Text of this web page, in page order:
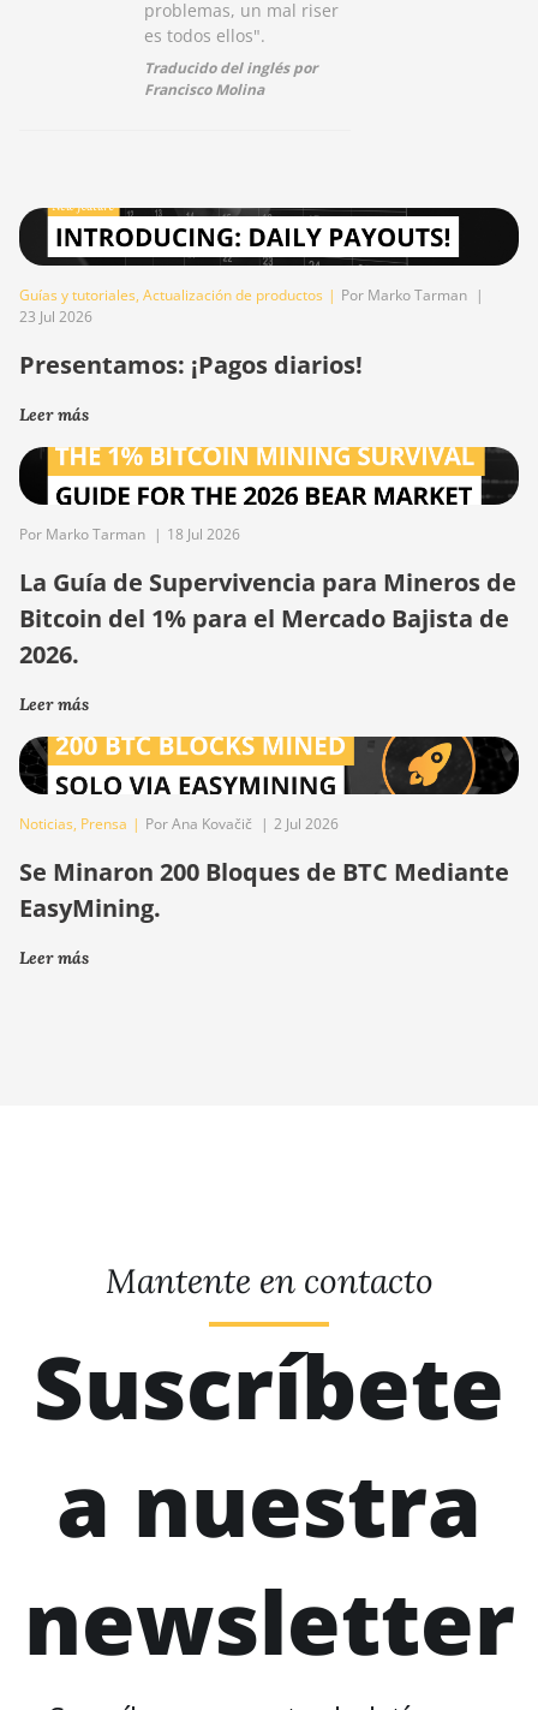
problemas, un mal riser
es todos ellos".
Traducido del inglés por
Francisco Molina
Guías y tutoriales, Actualización de productos | Por Marko Tarman |
23 Jul 2026
Presentamos: ¡Pagos diarios!
Leer más
Por Marko Tarman | 18 Jul 2026
La Guía de Supervivencia para Mineros de
Bitcoin del 1% para el Mercado Bajista de
2026.
Leer más
Noticias, Prensa | Por Ana Kovačič | 2 Jul 2026
Se Minaron 200 Bloques de BTC Mediante
EasyMining.
Leer más
Mantente en contacto
Suscríbete
a nuestra
newsletter